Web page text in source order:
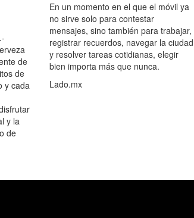
de
de
y cada
y la
de
En un momento en el que el móvil ya
no sirve solo para contestar
mensajes, sino también para trabajar,
registrar recuerdos, navegar la ciudad
y resolver tareas cotidianas, elegir
bien importa más que nunca.
Lado.mx